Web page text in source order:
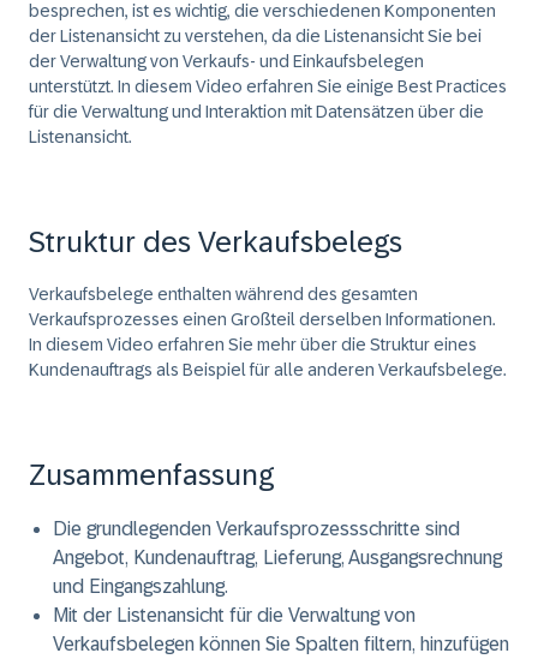
besprechen, ist es wichtig, die verschiedenen Komponenten
der Listenansicht zu verstehen, da die Listenansicht Sie bei
der Verwaltung von Verkaufs- und Einkaufsbelegen
unterstützt. In diesem Video erfahren Sie einige Best Practices
für die Verwaltung und Interaktion mit Datensätzen über die
Listenansicht.
Struktur des Verkaufsbelegs
Verkaufsbelege enthalten während des gesamten
Verkaufsprozesses einen Großteil derselben Informationen.
In diesem Video erfahren Sie mehr über die Struktur eines
Kundenauftrags als Beispiel für alle anderen Verkaufsbelege.
Zusammenfassung
Die grundlegenden Verkaufsprozessschritte sind
Angebot, Kundenauftrag, Lieferung, Ausgangsrechnung
und Eingangszahlung.
Mit der Listenansicht für die Verwaltung von
Verkaufsbelegen können Sie Spalten filtern, hinzufügen